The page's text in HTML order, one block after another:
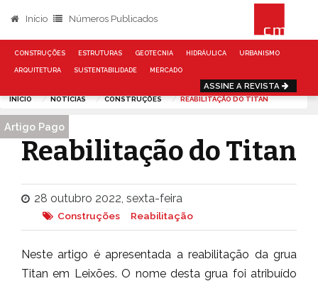
Início Números Publicados
CONSTRUÇÕES ESTRUTURAS GEOTECNIA HIDRÁULICA URBANISMO
ARQUITETURA SUSTENTABILIDADE MERCADO
ASSINE A REVISTA
INÍCIO NOTÍCIAS CONSTRUÇÕES REABILITAÇÃO DO TITAN
Reabilitação do Titan
Artigo Pago
28 outubro 2022, sexta-feira
Construções Reabilitação
Neste artigo é apresentada a reabilitação da grua
Titan em Leixões. O nome desta grua foi atribuído